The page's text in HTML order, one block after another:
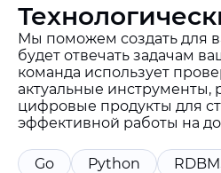
Мы поможем создать для
будет отвечать задачам
команда использует
актуальные инструменты,
цифровые продукты для
эффективной работы на
Go Python